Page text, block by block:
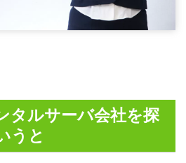
タルサーバ会社を探
うと